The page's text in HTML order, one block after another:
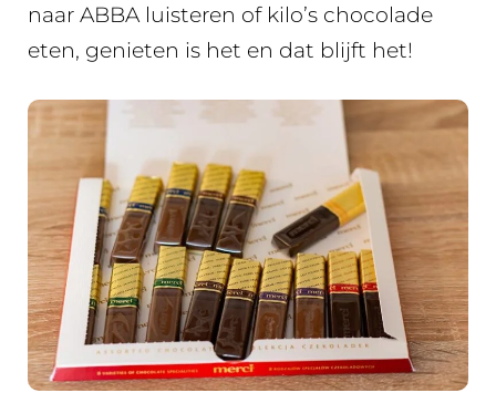
naar ABBA luisteren of kilo’s chocolade
eten, genieten is het en dat blijft het!